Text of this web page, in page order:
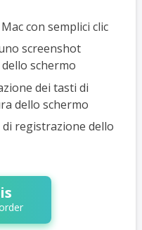
con semplici clic
screenshot
schermo
dei tasti di
dello schermo
registrazione dello